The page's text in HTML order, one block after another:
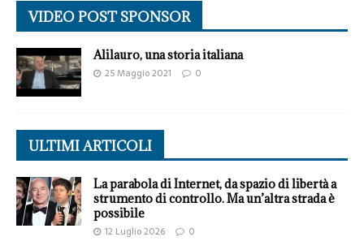
VIDEO POST SPONSOR
Alilauro, una storia italiana
25 Maggio 2021 0
ULTIMI ARTICOLI
La parabola di Internet, da spazio di libertà a
strumento di controllo. Ma un’altra strada è
possibile
12 Luglio 2026 0